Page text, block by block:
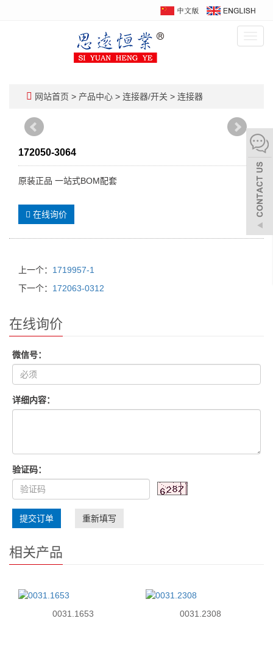
网站首页 > 产品中心 > 连接器/开关 > 连接器
172050-3064
原装正品 一站式BOM配套
在线询价
上一个： 1719957-1
下一个： 172063-0312
在线询价
微信号：
详细内容：
验证码：
提交订单 重新填写
相关产品
0031.1653 0031.2308